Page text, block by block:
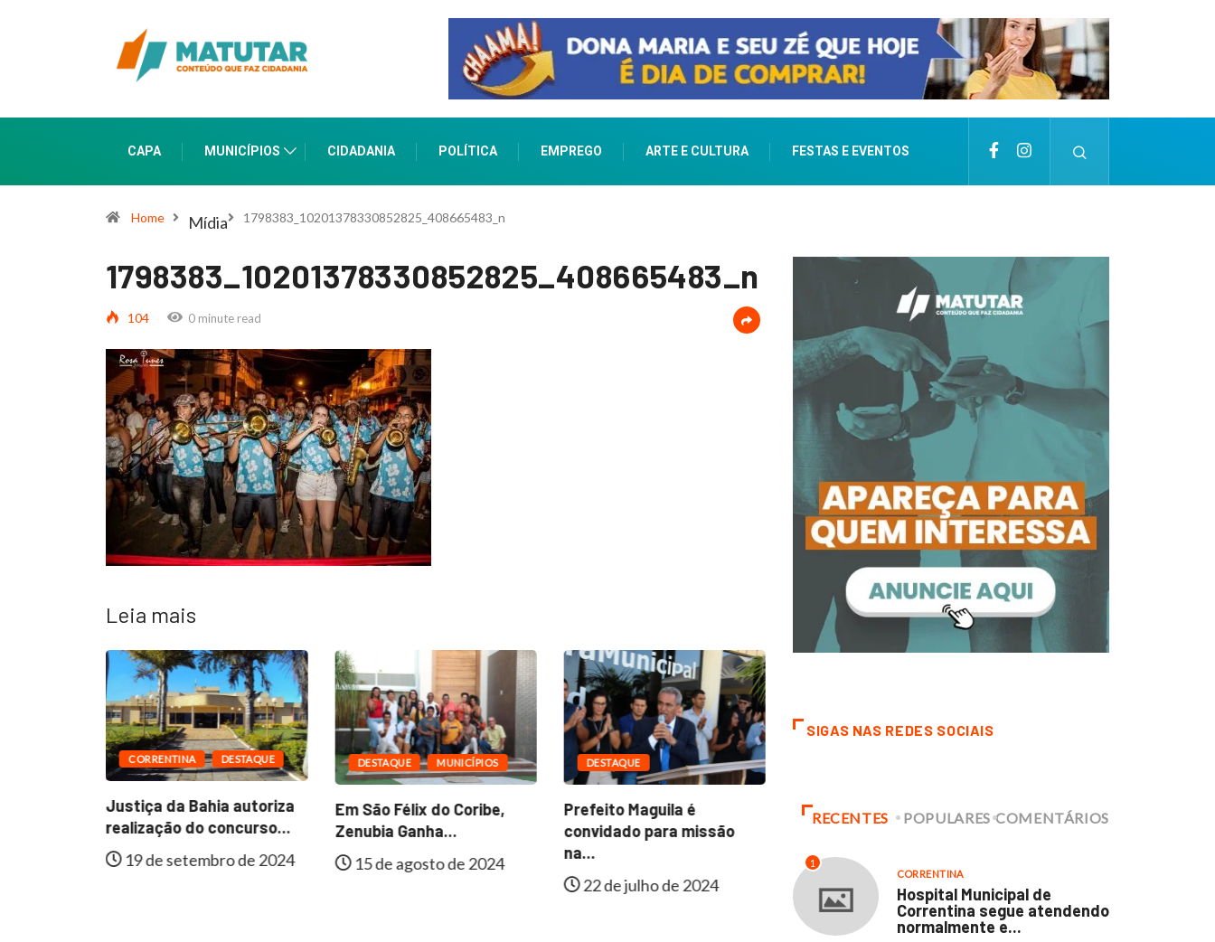
CAPA MUNICÍPIOS CIDADANIA POLÍTICA EMPREGO ARTE E CULTURA FESTAS E EVENTOS
Home Mídia 1798383_10201378330852825_408665483_n
1798383_10201378330852825_408665483_n
104 0 minute read
Leia mais
CORRENTINA DESTAQUE
Justiça da Bahia autoriza
realização do concurso...
19 de setembro de 2024
DESTAQUE MUNICÍPIOS
Em São Félix do Coribe,
Zenubia Ganha...
15 de agosto de 2024
DESTAQUE
Prefeito Maguila é
convidado para missão
na...
22 de julho de 2024
Faculdades Thathi e
11 de abril de 2024
Hospital Municipal de
23 de outubro de 2024
SIGAS NAS REDES SOCIAIS
RECENTES POPULARES COMENTÁRIOS
1
CORRENTINA
Hospital Municipal de
Correntina segue atendendo
normalmente e...